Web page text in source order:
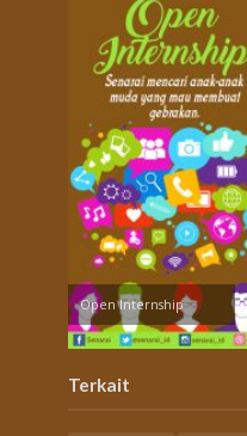
Open Internship
Terkait